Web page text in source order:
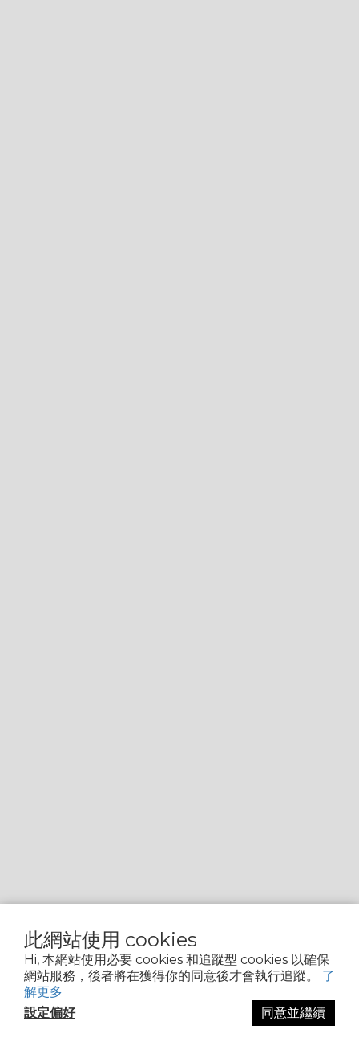
此網站使用 cookies
Hi, 本網站使用必要 cookies 和追蹤型 cookies 以確保
網站服務，後者將在獲得你的同意後才會執行追蹤。 了
解更多
設定偏好
同意並繼續